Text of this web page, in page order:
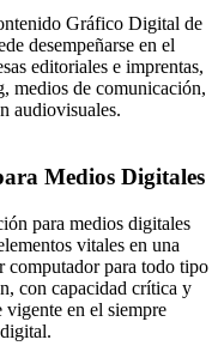
Gráfico Digital de
desempeñarse en el
editoriales e imprentas,
medios de comunicación,
audiovisuales.
Medios Digitales
para medios digitales
vitales en una
computador para todo tipo
con capacidad crítica y
vigente en el siempre